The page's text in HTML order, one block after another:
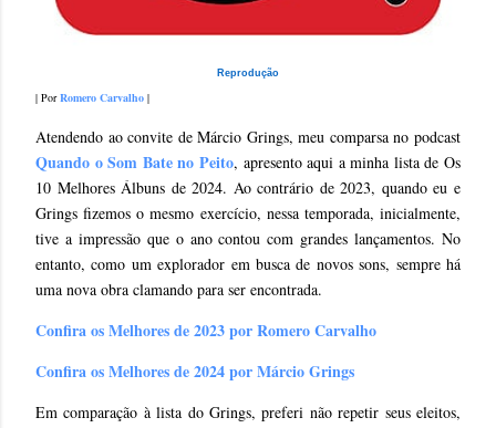
Reprodução
| PorRomero Carvalho |
Atendendo ao convite de Márcio Grings, meu comparsa no podcast
Quando o Som Bate no Peito, apresento aqui a minha lista de Os
10 Melhores Álbuns de 2024. Ao contrário de 2023, quando eu e
Grings fizemos o mesmo exercício, nessa temporada, inicialmente,
tive a impressão que o ano contou com grandes lançamentos. No
entanto, como um explorador em busca de novos sons, sempre há
uma nova obra clamando para ser encontrada.
Confira os Melhores de 2023 por Romero Carvalho
Confira os Melhores de 2024 por Márcio Grings
Em comparação à lista do Grings, preferi não repetir seus eleitos,